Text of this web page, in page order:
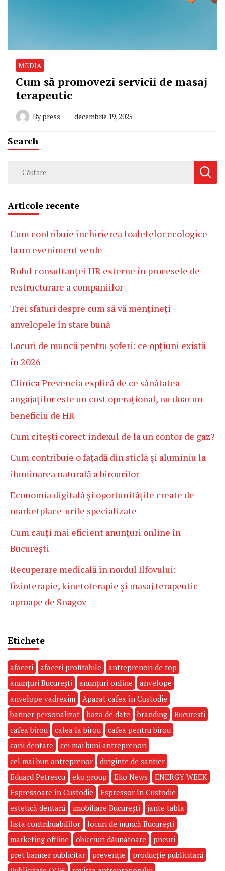
MEDIA
Cum să promovezi servicii de masaj
terapeutic
By press decembrie 19, 2025
Search
Caută
Articole recente
Cum contribuie închirierea toaletelor ecologice
la un eveniment verde
Rolul consultanței HR externe în procesele de
restructurare a companiilor
Trei sfaturi despre cum să vă mențineți
anvelopele în stare bună
Locuri de muncă pentru șoferi: ce opțiuni există
în 2026
Clinica Prevencia explică de ce sănătatea
angajaților este un cost operațional, nu doar un
beneficiu de HR
Cum citești corect indexul de la un contor de gaz?
Cum contribuie o fațadă din sticlă și aluminiu la
iluminarea naturală a birourilor
Economia digitală și oportunitățile create de
marketplace-urile specializate
Cum cauți mai eficient anunțuri online în
București
Recuperare medicală în nordul Ilfovului:
fizioterapie, kinetoterapie și masaj terapeutic
aproape de Snagov
Etichete
afaceri afaceri profitabile
antreprenori de top
anunțuri București
anunțuri online
anvelope
anvelope vadrexim
Aparat cafea în Custodie
banner personalizat
baza de date branding
București
cafea birou
cafea la birou
cafea pentru birou
carii dentare
cei mai buni antreprenori
cel mai bun antreprenor
diriginte de santier
Eduard Petrescu
eko group Eko News
ENERGY WEEK
Espressoare în Custodie
Espressor în Custodie
estetică dentară
imobiliare București
jante tabla
lista contribuabililor
locuri de muncă București
marketing offline
obiceiuri dăunătoare
pneuri
pret banner publicitar
prevenție
producție publicitară